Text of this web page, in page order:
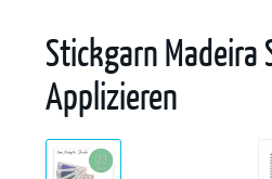
Stickgarn
Applizieren